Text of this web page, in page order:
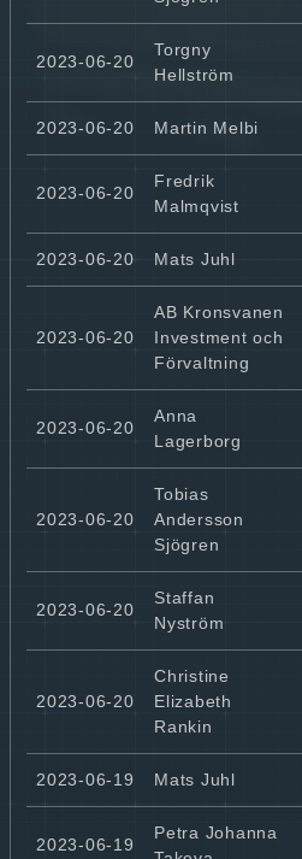
2023-06-20
Torgny
Hellström
2023-06-20 Martin Melbi
2023-06-20
Fredrik
Malmqvist
2023-06-20 Mats Juhl
2023-06-20
AB Kronsvanen
Investment och
Förvaltning
2023-06-20
Anna
Lagerborg
2023-06-20
Tobias
Andersson
Sjögren
2023-06-20
Staffan
Nyström
2023-06-20
Christine
Elizabeth
Rankin
2023-06-19 Mats Juhl
2023-06-19
Petra Johanna